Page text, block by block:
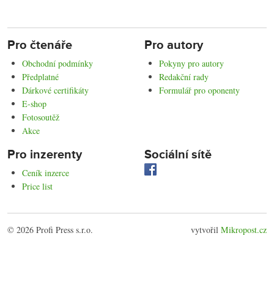
Pro čtenáře
Obchodní podmínky
Předplatné
Dárkové certifikáty
E-shop
Fotosoutěž
Akce
Pro autory
Pokyny pro autory
Redakční rady
Formulář pro oponenty
Pro inzerenty
Ceník inzerce
Price list
Sociální sítě
© 2026 Profi Press s.r.o. vytvořil Mikropost.cz